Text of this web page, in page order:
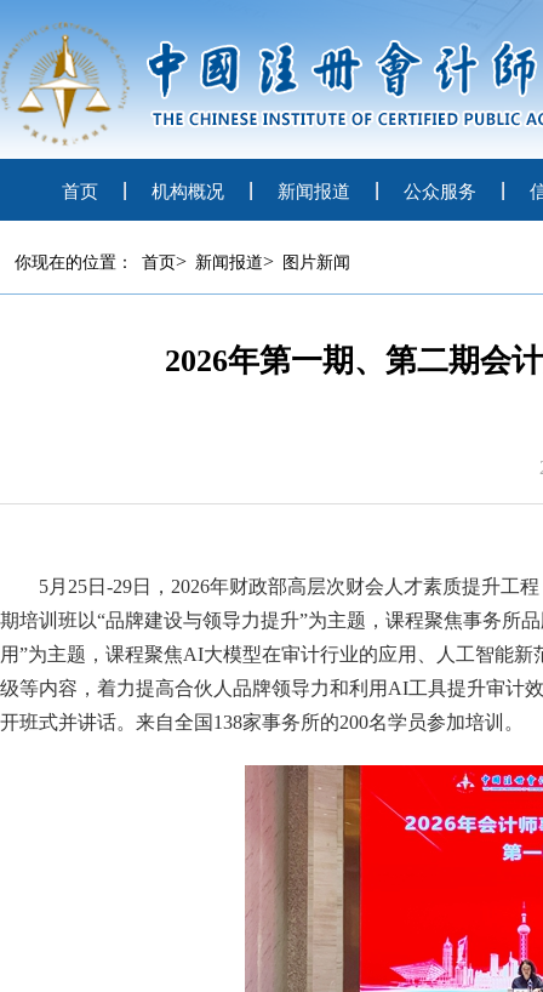
首页 机构概况 新闻报道 公众服务
你现在的位置： 首页> 新闻报道> 图片新闻
2026年第一期、第二期会
5月25日-29日，2026年财政部高层次财会人才素质提升工
期培训班以“品牌建设与领导力提升”为主题，课程聚焦事务所
用”为主题，课程聚焦AI大模型在审计行业的应用、人工智能
级等内容，着力提高合伙人 品牌领导力和利用 AI工具提升审计
开班式并讲话。来自全国 138家事务所的200名学员参加培训。